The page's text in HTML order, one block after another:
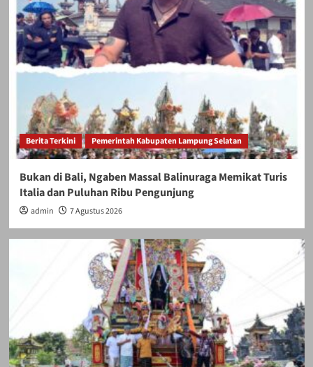
Berita Terkini Pemerintah Kabupaten Lampung Selatan
Bukan di Bali, Ngaben Massal Balinuraga Memikat Turis
Italia dan Puluhan Ribu Pengunjung
admin 7 Agustus 2026